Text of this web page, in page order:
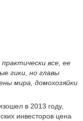
все, ее
гики, но главы
мира, домохозяйки
в 2013 году,
инвесторов цена